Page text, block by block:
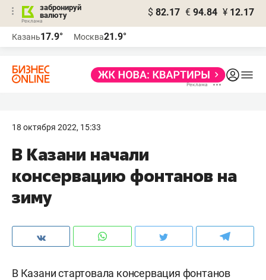
забронируй
валюту
$ 82.17 € 94.84 ¥ 12.17
Казань17.9° Москва21.9°
18 октября 2022, 15:33
В Казани начали
консервацию фонтанов на
зиму
В Казани стартовала консервация фонтанов